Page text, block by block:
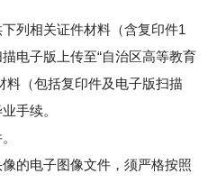
列相关证件材料（含复印件1
电子版上传至“自治区高等教育
料（包括复印件及电子版扫描
手续。
的电子图像文件，须严格按照